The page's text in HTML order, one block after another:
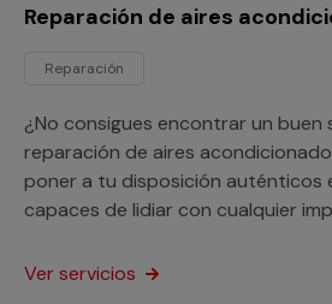
Reparación de aires
Reparación
¿No consigues encontrar un buen
reparación de aires
poner a tu disposición auténticos
capaces de lidiar con cualquier
domésticos como para un negocio.
Ver servicios